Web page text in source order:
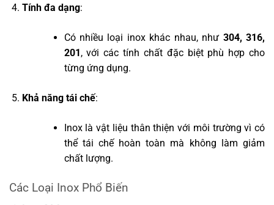
Tính đa dạng:
Có nhiều loại inox khác nhau, như 304, 316,
201 , với các tính chất đặc biệt phù hợp cho
từng ứng dụng.
Khả năng tái chế:
Inox là vật liệu thân thiện với môi trường vì có
thể tái chế hoàn toàn mà không làm giảm
chất lượng.
Các Loại Inox Phổ Biến